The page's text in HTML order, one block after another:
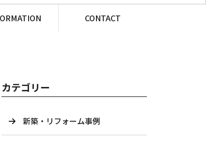
CONTACT
カテゴリー
新築・リフォーム事例